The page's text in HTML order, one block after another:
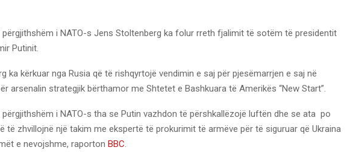
përgjithshëm i NATO-s Jens Stoltenberg ka folur rreth fjalimit të sotëm të presidentit
Putinit.
ka kërkuar nga Rusia që të rishqyrtojë vendimin e saj për pjesëmarrjen e saj në
arsenalin strategjik bërthamor me Shtetet e Bashkuara të Amerikës “New Start”.
përgjithshëm i NATO-s tha se Putin vazhdon të përshkallëzojë luftën dhe se ata po
të zhvillojnë një takim me ekspertë të prokurimit të armëve për të siguruar që Ukraina
e nevojshme, raporton BBC